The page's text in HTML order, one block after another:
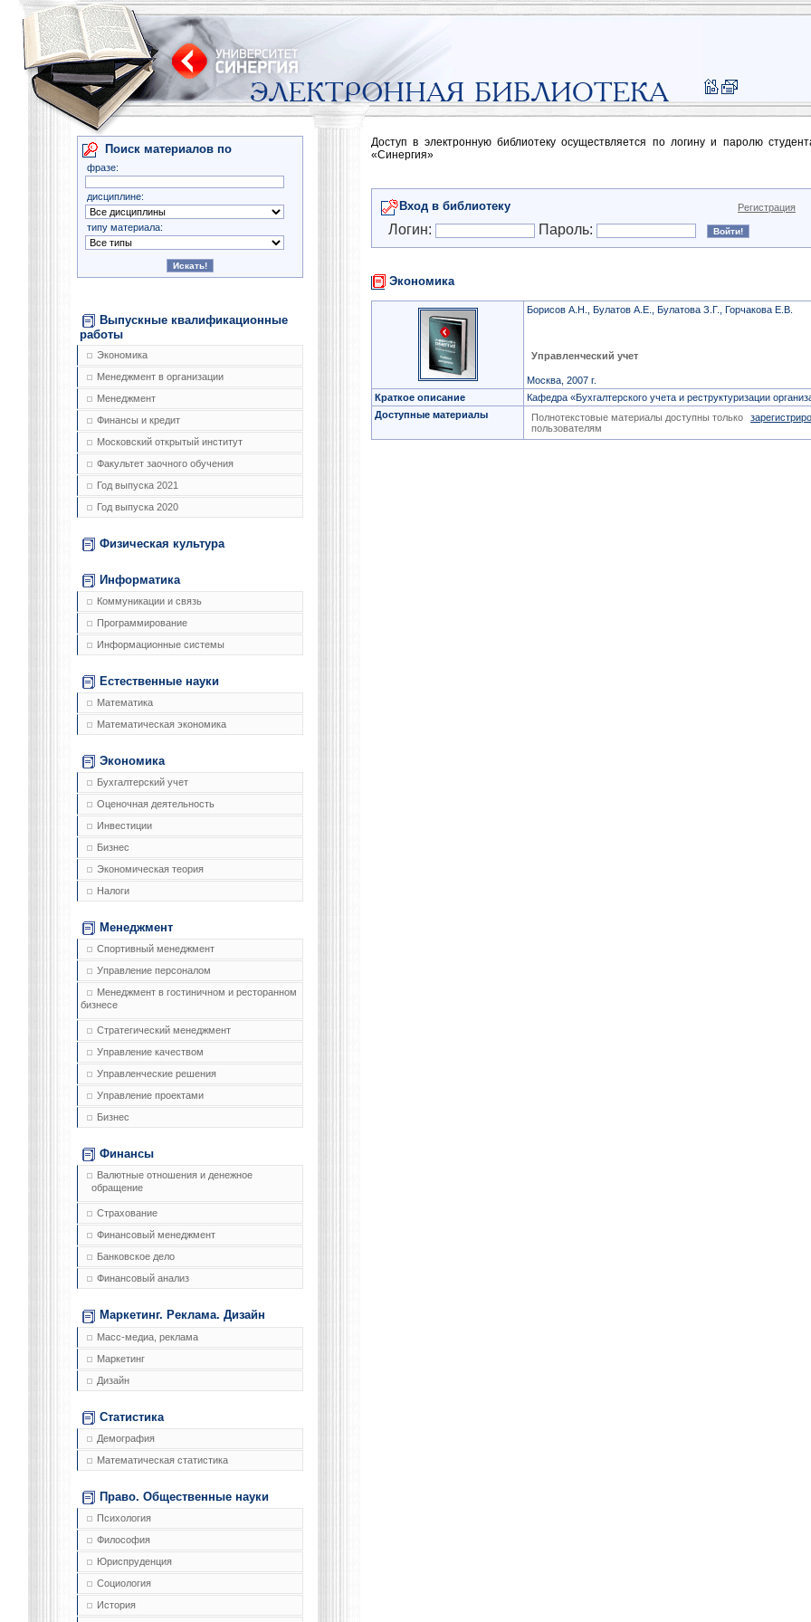
Поиск материалов по
фразе:
дисциплине:
типу материала:
Выпускные квалификационные
работы
Экономика
Менеджмент в организации
Менеджмент
Финансы и кредит
Московский открытый институт
Факультет заочного обучения
Год выпуска 2021
Год выпуска 2020
Физическая культура
Информатика
Коммуникации и связь
Программирование
Информационные системы
Естественные науки
Математика
Математическая экономика
Экономика
Бухгалтерский учет
Оценочная деятельность
Инвестиции
Бизнес
Экономическая теория
Налоги
Менеджмент
Спортивный менеджмент
Управление персоналом
Менеджмент в гостиничном и ресторанном
бизнесе
Стратегический менеджмент
Управление качеством
Управленческие решения
Управление проектами
Бизнес
Финансы
Валютные отношения и денежное
обращение
Страхование
Финансовый менеджмент
Банковское дело
Финансовый анализ
Маркетинг. Реклама. Дизайн
Масс-медиа, реклама
Маркетинг
Дизайн
Статистика
Демография
Математическая статистика
Право. Общественные науки
Психология
Философия
Юриспруденция
Социология
История
Доступ в электронную библиотеку осуществляется по логину и паролю
«Синергия»
Вход в библиотеку Регистрация
Логин: Пароль:
Экономика
Борисов А.Н., Булатов А.Е., Булатова З.Г., Горчакова Е.В.
Управленческий учет
Москва, 2007 г.
Краткое описание
Кафедра «Бухгалтерского учета и реструктуризации
Доступные материалы
Полнотекстовые материалы доступны только
пользователям